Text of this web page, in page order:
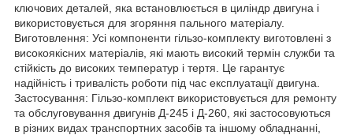
ключових деталей, яка встановлюється в циліндр двигуна і
використовується для згоряння пального матеріалу.
Виготовлення: Усі компоненти гільзо-комплекту виготовлені з
високоякісних матеріалів, які мають високий термін служби та
стійкість до високих температур і тертя. Це гарантує
надійність і тривалість роботи під час експлуатації двигуна.
Застосування: Гільзо-комплект використовується для ремонту
та обслуговування двигунів Д-245 і Д-260, які застосовуються
в різних видах транспортних засобів та іншому обладнанні,